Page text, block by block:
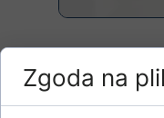
Projekt
Edukacji
Zgoda na